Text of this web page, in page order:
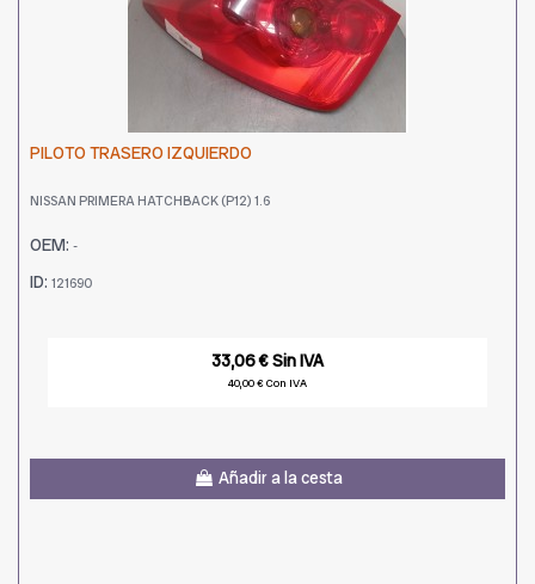
PILOTO TRASERO IZQUIERDO
NISSAN PRIMERA HATCHBACK (P12) 1.6
OEM: -
ID: 121690
33,06 € Sin IVA
40,00 € Con IVA
Añadir a la cesta